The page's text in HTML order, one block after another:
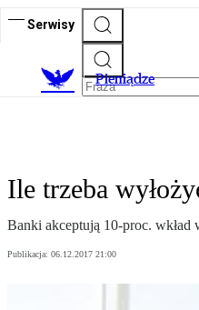
Serwisy
Pieniądze
Ile trzeba
Banki akceptują 10-proc. wkład
Publikacja: 06.12.2017 21:00